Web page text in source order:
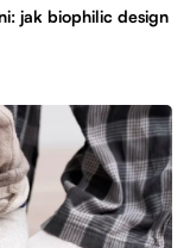
jak biophilic design